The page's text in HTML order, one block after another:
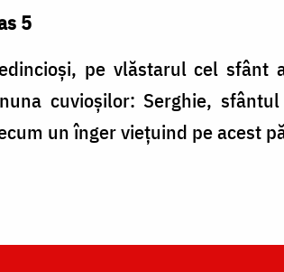
5
pe vlăstarul cel sfânt
cuvioșilor: Serghie,
un înger viețuind pe acest